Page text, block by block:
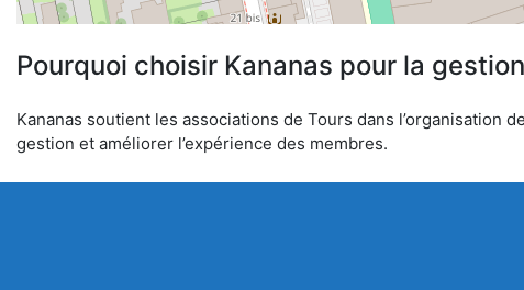
Pourquoi choisir Kananas pour la
Kananas soutient les associations de Tours dans
gestion et améliorer l’expérience des membres.